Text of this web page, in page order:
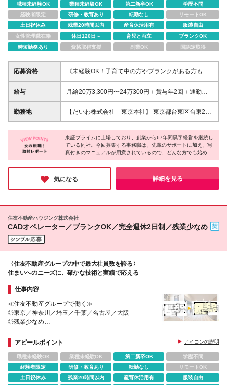
職種未経験OK 業種未経験OK 第二新卒OK
学歴不問
経験者限定
研修・教育あり 転勤なし
リモートOK
土日祝休み
残業20時間以内 産育休活用有
服装自由
女性管理職在籍
休日120日～ 育児と両立
ブランクOK
時短勤務あり
資格取得支援 副業OK 国認定取得
応募資格
《未経験OK！子育て中の方やブランクがある方も歓
迎》 ◆学歴不問 ★第二新卒の方も歓迎 ★基本的なコ
ミュニケーションが取れれば大丈夫です！
給与
⽉給20万3,300円〜24万300円＋賞与年2回＋通勤⼿
当 ★通勤⼿当あり（⽉15万円まで） ★昇給あり
（2,000円／前年度実績） ★賞与年2回（2ヶ⽉分／前
与には、住宅⼿当（⽉2万円）を含みます ※試⽤期間
6ヶ⽉あり。期間中の給与、待遇、雇用形態に差異は
ありません。
勤務地
【だいわ株式会社 東京本社】 東京都台東区台東2丁
目4番3号 ★転勤はありません (変更の範囲)上記を除
く当社関連勤務地
東証プライムに上場しており、創業から67年間黒字経営を継続し
ている同社。今回募集する事務職は、先輩のサポートに加え、写
真付きのマニュアルが用意されているので、どんな方でも始めや
すい環境だと感じました！今回の採用では、応募してくださった
方全員とお会いしたいとのこと。「ワークライフバランスを大切
にしながら働きたい」「未経験から事務に挑戦してみたい」とい
う方はこの機会にぜひご応募ください♪
気になる 詳細を見る
住友不動産ハウジング株式会社
CADオペレーター／ブランクOK／完全週休2日制／残業少なめ
〈住友不動産グループの中で最大社員数を誇る〉
住まいへのニーズに、確かな技術と実績で応える
仕事内容
≪住友不動産グループで働く≫
◎東京／神奈川／埼玉／千葉／名古屋／大阪
◎残業少なめ
アピールポイント
アイコンの説明
職種未経験OK 業種未経験OK 第二新卒OK
学歴不問
経験者限定
研修・教育あり 転勤なし
リモートOK
土日祝休み
残業20時間以内 産育休活用有
服装自由